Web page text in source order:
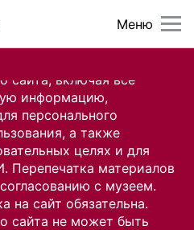
сайта, включая все
информацию,
персонального
а также
целях и для
Перепечатка материалов
с музеем.
на сайт обязательна.
сайта не может быть
Меню